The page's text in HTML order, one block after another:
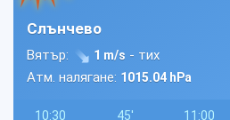
Слънчево
Вятър: 1 m/s - тих
Атм. налягане: 1015.04 hPa
10:30 45' 11:00